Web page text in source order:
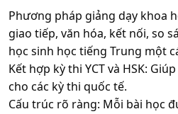
Phương pháp giảng dạy khoa
giao tiếp, văn hóa, kết nối, so
học sinh học tiếng Trung một
Kết hợp kỳ thi YCT và HSK:
cho các kỳ thi quốc tế.
Cấu trúc rõ ràng: Mỗi bài học